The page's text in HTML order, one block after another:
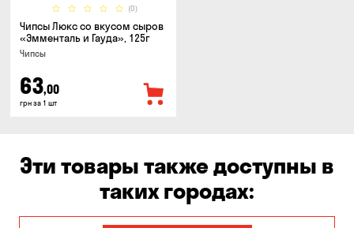
(0)
Чипсы Люкс со вкусом сыров
«Эмменталь и Гауда», 125г
Чипсы
63,00
грн за 1 шт
Эти товары также доступны в
таких городах: